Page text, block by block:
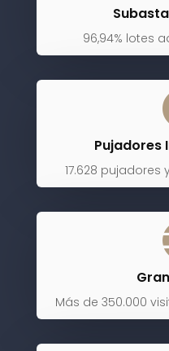
96,94% lotes
Pujadores
17.628 pujadores
Más de 350.000